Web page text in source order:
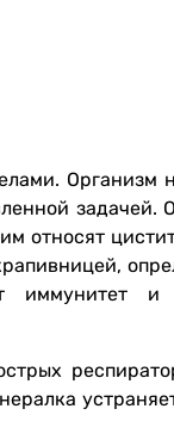
Организм
относят
иммунитет и